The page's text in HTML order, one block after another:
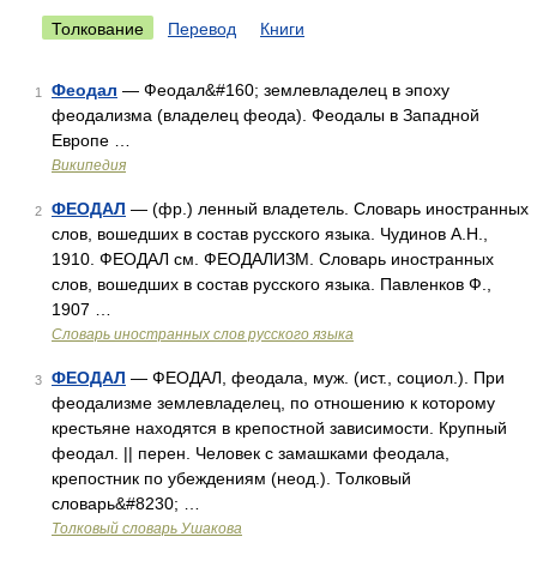
Толкование Перевод Книги
1 Феодал — Феодал&#160; землевладелец в эпоху
феодализма (владелец феода). Феодалы в Западной
Европе …
Википедия
2 ФЕОДАЛ — (фр.) ленный владетель. Словарь иностранных
слов, вошедших в состав русского языка. Чудинов А.Н.,
1910. ФЕОДАЛ см. ФЕОДАЛИЗМ. Словарь иностранных
слов, вошедших в состав русского языка. Павленков Ф.,
1907 …
Словарь иностранных слов русского языка
3 ФЕОДАЛ — ФЕОДАЛ, феодала, муж. (ист., социол.). При
феодализме землевладелец, по отношению к которому
крестьяне находятся в крепостной зависимости. Крупный
феодал. || перен. Человек с замашками феодала,
крепостник по убеждениям (неод.). Толковый
словарь&#8230; …
Толковый словарь Ушакова